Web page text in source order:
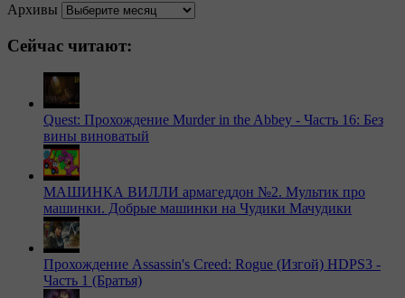
Архивы
Сейчас читают:
Quest: Прохождение Murder in the Abbey - Часть 16: Без
вины виноватый
МАШИНКА ВИЛЛИ армагеддон №2. Мультик про
машинки. Добрые машинки на Чудики Мачудики
Прохождение Assassin's Creed: Rogue (Изгой) HDPS3 -
Часть 1 (Братья)